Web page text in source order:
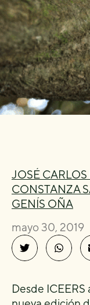
JOSÉ
CONSTANZA
GENÍS OÑA
mayo 30, 2019
Desde